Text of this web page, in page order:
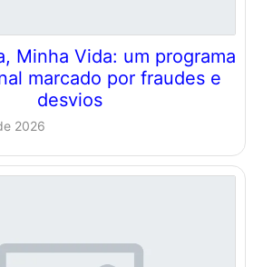
Minha Vida: um programa
marcado por fraudes e
desvios
2026